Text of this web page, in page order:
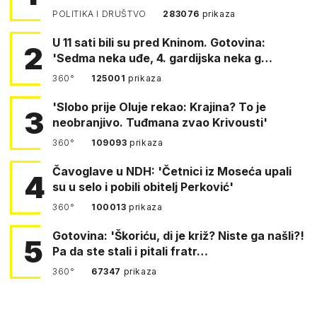
POLITIKA I DRUŠTVO 283076 prikaza
2
U 11 sati bili su pred Kninom. Gotovina:
'Sedma neka uđe, 4. gardijska neka g…
360° 125001prikaza
3
'Slobo prije Oluje rekao: Krajina? To je
neobranjivo. Tuđmana zvao Krivousti'
360° 109093prikaza
4 Čavoglave u NDH: 'Četnici iz Moseća upali
su u selo i pobili obitelj Perković'
360° 100013prikaza
5
Gotovina: 'Škoriću, di je križ? Niste ga našli?!
Pa da ste stali i pitali fratr…
360° 67347 prikaza